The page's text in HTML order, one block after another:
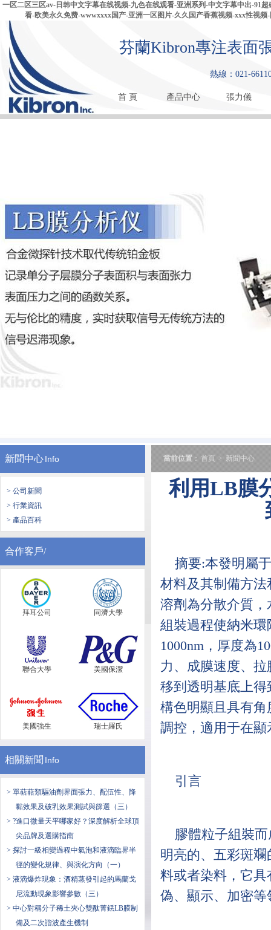
一区二区三区av-日韩中文字幕在线视频-九色在线观看-亚洲系列-中文字幕中出-91
看-欧美永久免费-wwwxxxx国产-亚洲一区图片-久久国产香蕉视频-xxx性视
芬蘭Kibron專注表面
熱線：021-
首 頁 產品中心 張力儀
新聞中心Info
> 公司新聞
> 行業資訊
> 產品百科
合作客戶/
拜耳公司 同濟大學
聯合大學 美國保潔
美國強生 瑞士羅氏
相關新聞 Info
> 單萜萜類驅油劑界面張力、配伍性、降
黏效果及破乳效果測試與篩選（三）
> ?進口微量天平哪家好？深度解析全球頂
尖品牌及選購指南
> 探討一級相變過程中氣泡和液滴臨界半
徑的變化規律、與演化方向（一）
> 液滴爆炸現象：酒精蒸發引起的馬蘭戈
尼流動現象影響參數（三）
> 中心對稱分子稀土夾心雙酞菁銩LB膜制
備及二次諧波產生機制
當前位置 ： 首頁 > 新聞中心
利用LB膜
摘要:本發明屬
材料及其制備方
溶劑為分散介質
組裝過程使納米環
1000nm，厚度為
力、成膜速度、
移到透明基底上
構色明顯且具有
調控，適用于在
引言
膠體粒子組裝
明亮的、五彩斑
料或者染料，它
偽、顯示、加密